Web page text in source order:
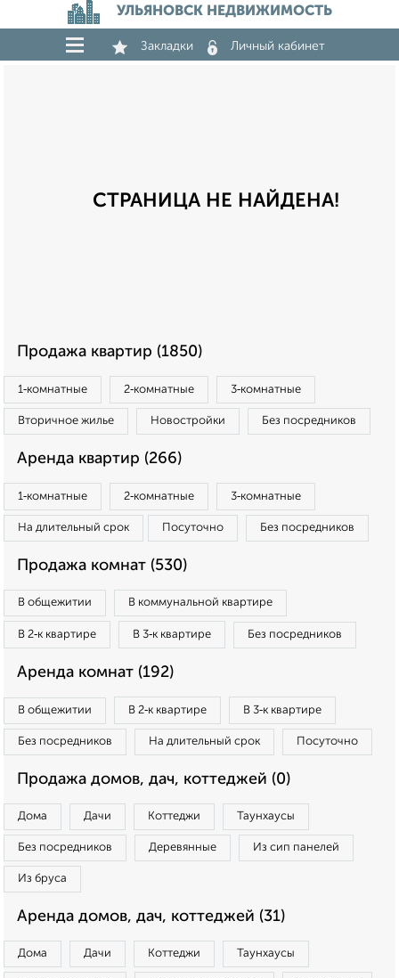
УЛЬЯНОВСК НЕДВИЖИМОСТЬ
Закладки Личный кабинет
СТРАНИЦА НЕ НАЙДЕНА!
Продажа квартир (1850)
1‑комнатные 2‑комнатные 3‑комнатные
Вторичное жилье Новостройки Без посредников
Аренда квартир (266)
1‑комнатные 2‑комнатные 3‑комнатные
На длительный срок Посуточно Без посредников
Продажа комнат (530)
В общежитии В коммунальной квартире
В 2‑к квартире В 3‑к квартире Без посредников
Аренда комнат (192)
В общежитии В 2‑к квартире В 3‑к квартире
Без посредников На длительный срок Посуточно
Продажа домов, дач, коттеджей (0)
Дома Дачи Коттеджи Таунхаусы
Без посредников Деревянные Из сип панелей
Из бруса
Аренда домов, дач, коттеджей (31)
Дома Дачи Коттеджи Таунхаусы